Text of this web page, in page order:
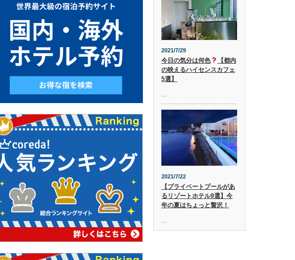
2021/7/29
今日の気分は何色
【都内
の映えるハイセンスカフェ
5選】
2021/7/22
【プライベートプールがあ
るリゾートホテル9選】今
年の夏はちょっと贅沢！